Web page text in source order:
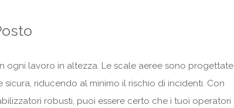
ogni lavoro in altezza. Le scale aeree sono progettate
riducendo al minimo il rischio di incidenti. Con
robusti, puoi essere certo che i tuoi operatori